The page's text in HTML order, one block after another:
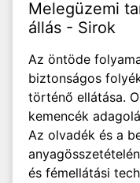
Melegüzemi
állás - Sirok
Az öntöde
biztonságos
történő ellátása.
kemencék
Az olvadék és a
és fémellátási